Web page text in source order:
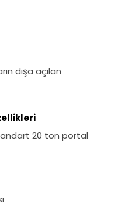
dışa açılan
20 ton portal